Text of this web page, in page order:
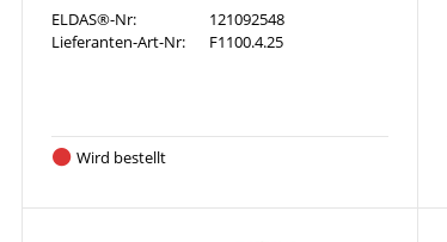
ELDAS®-Nr:
121092548
Lieferanten-Art-Nr:
F1100.4.25
Wird bestellt